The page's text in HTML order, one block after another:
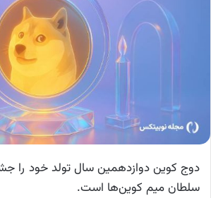
دوج کوین دوازدهمین سال تولد خود را
سلطان میم کوین‌ها است.